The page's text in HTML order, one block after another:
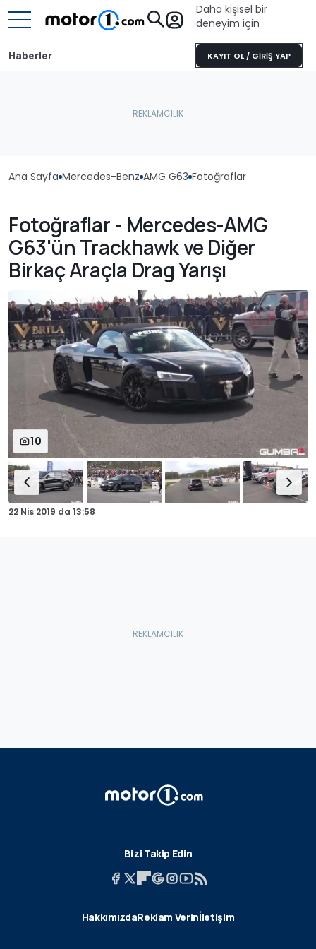
Daha kişisel bir
deneyim için
KAYIT OL / GİRİŞ YAP
Haberler
Ana Sayfa Mercedes-Benz AMG G63 Fotoğraflar
Fotoğraflar - Mercedes-AMG
G63'ün Trackhawk ve Diğer
Birkaç Araçla Drag Yarışı
10
22 Nis 2019 da 13:58
Bizi Takip Edin
HakkımızdaReklam Verinİletişim